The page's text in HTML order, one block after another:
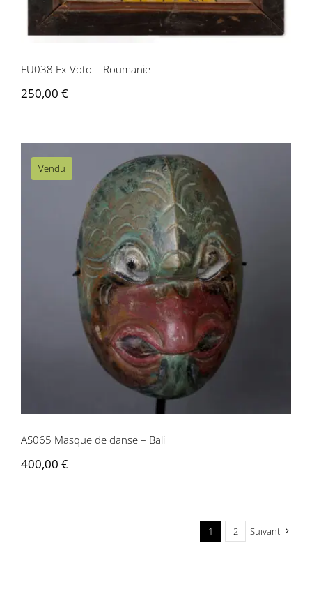
EU038 Ex-Voto – Roumanie
250,00 €
Vendu
AS065 Masque de danse – Bali
AS065 Masque de danse – Bali
400,00 €
1 2 Suivant